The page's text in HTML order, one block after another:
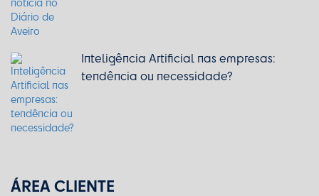
Inteligência Artificial nas empresas:
tendência ou necessidade?
ÁREA CLIENTE